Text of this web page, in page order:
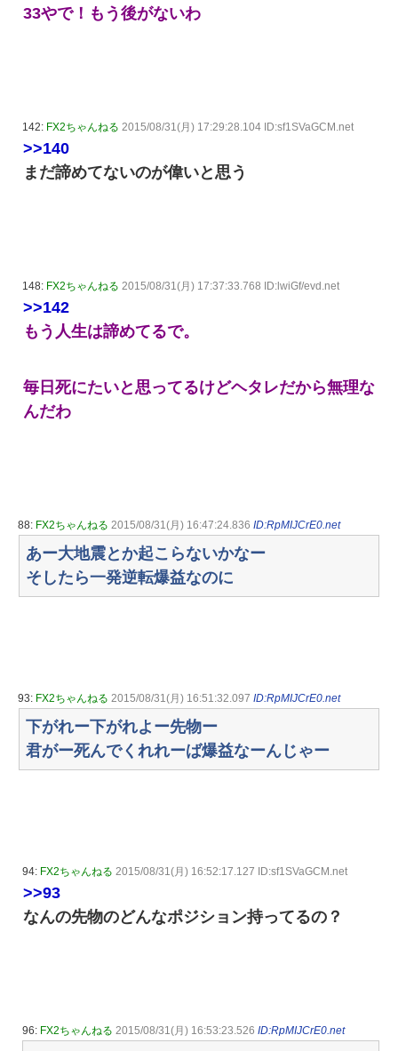
33やで！もう後がないわ
142: FX2ちゃんねる 2015/08/31(月) 17:29:28.104 ID:sf1SVaGCM.net
>>140
まだ諦めてないのが偉いと思う
148: FX2ちゃんねる 2015/08/31(月) 17:37:33.768 ID:lwiGf/evd.net
>>142
もう人生は諦めてるで。
毎日死にたいと思ってるけどヘタレだから無理な
んだわ
88: FX2ちゃんねる 2015/08/31(月) 16:47:24.836 ID:RpMIJCrE0.net
あー大地震とか起こらないかなー
そしたら一発逆転爆益なのに
93: FX2ちゃんねる 2015/08/31(月) 16:51:32.097 ID:RpMIJCrE0.net
下がれー下がれよー先物ー
君がー死んでくれれーば爆益なーんじゃー
94: FX2ちゃんねる 2015/08/31(月) 16:52:17.127 ID:sf1SVaGCM.net
>>93
なんの先物のどんなポジション持ってるの？
96: FX2ちゃんねる 2015/08/31(月) 16:53:23.526 ID:RpMIJCrE0.net